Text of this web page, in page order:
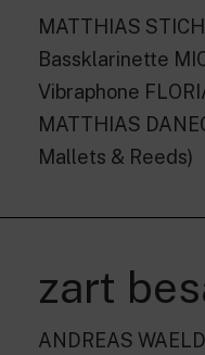
MATTHIAS
Bassklarinette
Vibraphone
MATTHIAS
Mallets & Reeds)
zart
ANDREAS